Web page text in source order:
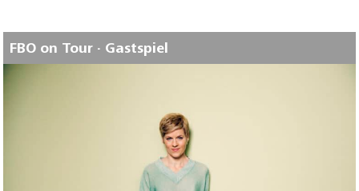
FBO on Tour · Gastspiel